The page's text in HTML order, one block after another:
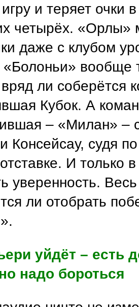
и теряет очки
четырёх. «Орлы»
даже с клубом
вообще
ли соберётся
Кубок. А
– «Милан» –
Консейсау, судя
И только
уверенность.
ли отобрать
уйдёт – есть
надо бороться